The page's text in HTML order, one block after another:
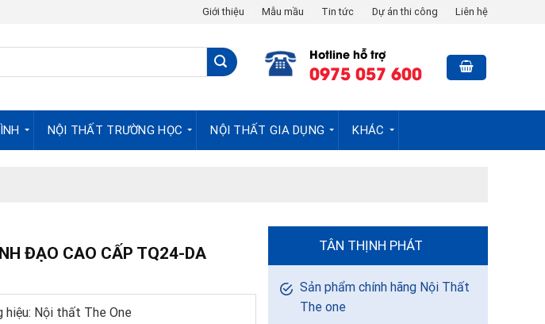
Giới thiệu Mẫu mầu Tin tức Dự án thi công Liên hệ
Hotline hỗ trợ
0975 057 600
NỘI THẤT TRƯỜNG HỌC NỘI THẤT GIA DỤNG KHÁC
ĐẠO CAO CẤP TQ24-DA
hiệu: Nội thất The One
TÂN THỊNH PHÁT
Sản phẩm chính hãng Nội Thất
The one